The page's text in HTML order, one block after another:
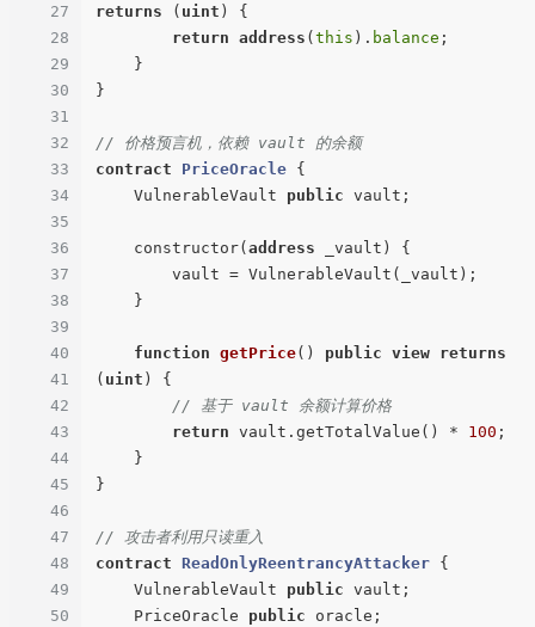
27
28
29
30
31
32
33
34
35
36
37
38
39
40
41
42
43
44
45
46
47
48
49
50
returns ( uint ) {
return address ( this ). balance ;
}
// 价格预言机，依赖 vault 的余额
contract
PriceOracle {
    VulnerableVault
public vault;
    constructor(
address _vault) {
function getPrice( ) public view returns
( uint ) {
// 基于 vault 余额计算价格
return vault.getTotalValue() * 100 ;
}
// 攻击者利用只读重入
contract ReadOnlyReentrancyAttacker {
    VulnerableVault
public vault;
    PriceOracle
public oracle;